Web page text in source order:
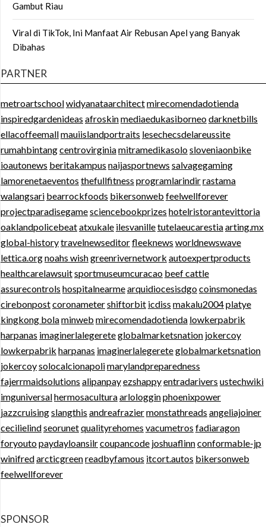
Gambut Riau
Viral di TikTok, Ini Manfaat Air Rebusan Apel yang Banyak
Dibahas
PARTNER
metroartschoolwidyanataarchitectmirecomendadotienda
inspiredgardenideas afroskinmediaedukasiborneodarknetbills
ellacoffeemallmauiislandportraits lesechecsdelareussite
rumahbintangcentrovirginiamitramedikasolosloveniaonbike
ioautonews beritakampus naijasportnews salvagegaming
lamorenetaeventos thefullfitness programlarindirrastama
walangsari bearrockfoods bikersonweb feelwellforever
projectparadisegamesciencebookprizes hotelristorantevittoria
oaklandpolicebeatatxukale ilesvanilletutelaeucarestiaarting.mx
global-historytravelnewseditorfleeknews worldnewswave
lettica.orgnoahs wishgreenrivernetwork autoexpertproducts
healthcarelawsuitsportmuseumcuracao beef cattle
assurecontrols hospitalnearmearquidiocesisdgocoinsmonedas
cirebonpostcoronametershiftorbit icdiss makalu2004platye
kingkong bolaminweb mirecomendadotienda lowkerpabrik
harpanas imaginerlalegereteglobalmarketsnation jokercoy
lowkerpabrik harpanas imaginerlalegereteglobalmarketsnation
jokercoysolocalcionapolimarylandpreparedness
fajerrmaidsolutions alipanpayezshappyentradarivers ustechwiki
imguniversalhermosaculturaarlologginphoenixpower
jazzcruisingslangthis andreafraziermonstathreads angeliajoiner
cecilielindseorunetqualityrehomes vacumetros fadiaragon
foryoutopaydayloansilrcoupancode joshuaflinnconformable-jp
winifredarcticgreenreadbyfamous itcort.autos bikersonweb
feelwellforever
SPONSOR